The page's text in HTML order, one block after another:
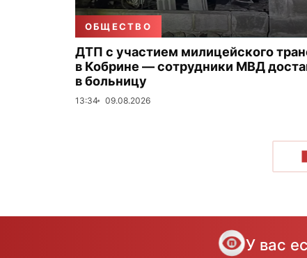
ОБЩЕСТВО
ДТП с участием милицейского
в Кобрине — сотрудники МВД
в больницу
13:34 09.08.2026
У вас